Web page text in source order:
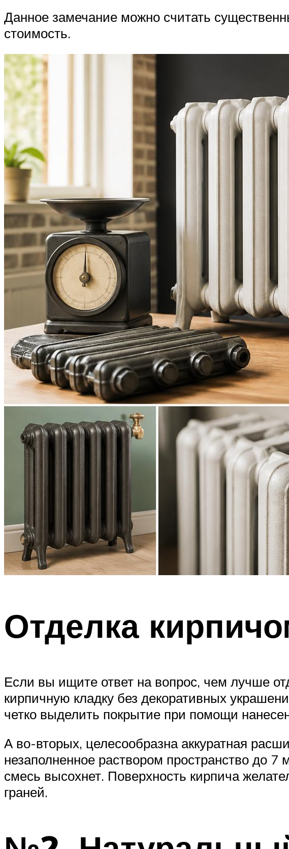
Данное замечание можно считать
стоимость.
Отделка
Если вы ищите ответ на вопрос, чем лучше
кирпичную кладку без декоративных
четко выделить покрытие при помощи
А во-вторых, целесообразна аккуратная
незаполненное раствором пространство до 7
смесь высохнет. Поверхность кирпича
граней.